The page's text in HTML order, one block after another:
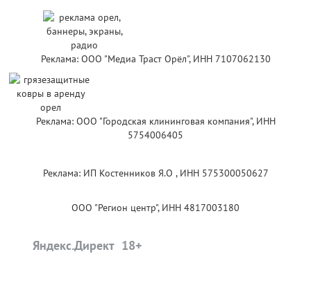
Реклама: ООО "Медиа Траст Орёл", ИНН 7107062130
Реклама: ООО "Городская клининговая компания", ИНН
5754006405
Реклама: ИП Костенников Я.О , ИНН 575300050627
ООО "Регион центр", ИНН 4817003180
Яндекс.Директ